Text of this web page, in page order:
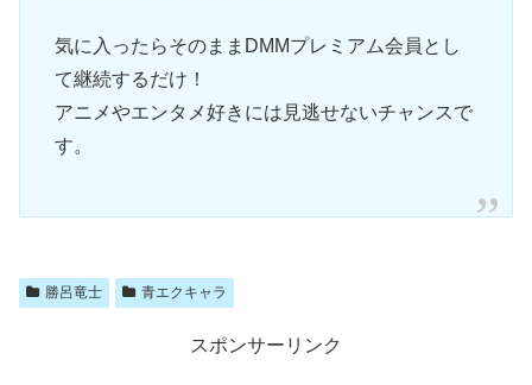
気に入ったらそのままDMMプレミアム会員とし
て継続するだけ！
アニメやエンタメ好きには見逃せないチャンスで
す。
勝呂竜士 青エクキャラ
スポンサーリンク